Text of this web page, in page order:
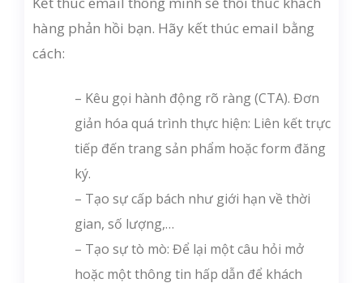
hàng phản hồi bạn. Hãy kết thúc email bằng
cách:
– Kêu gọi hành động rõ ràng (CTA). Đơn
giản hóa quá trình thực hiện: Liên kết trực
tiếp đến trang sản phẩm hoặc form đăng
ký.
– Tạo sự cấp bách như giới hạn về thời
gian, số lượng,…
– Tạo sự tò mò: Để lại một câu hỏi mở
hoặc một thông tin hấp dẫn để khách